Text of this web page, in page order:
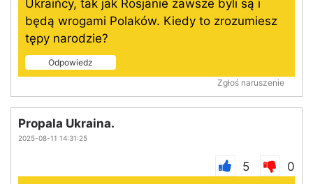
Ukraińcy, tak jak Rosjanie zawsze byli są i
będą wrogami Polaków. Kiedy to zrozumiesz
tępy narodzie?
Odpowiedz
Zgłoś naruszenie
Propala Ukraina.
2025-08-11 14:31:25
5
0